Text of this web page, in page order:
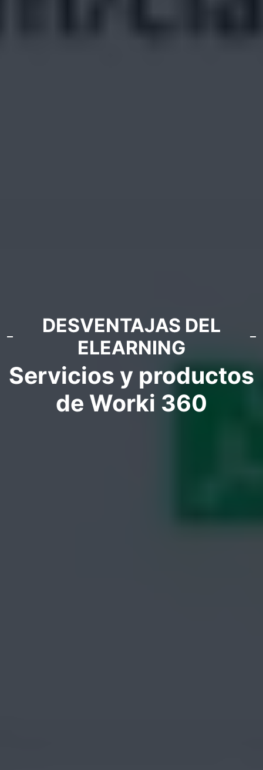
DESVENTAJAS DEL
ELEARNING
Servicios y productos
de Worki 360